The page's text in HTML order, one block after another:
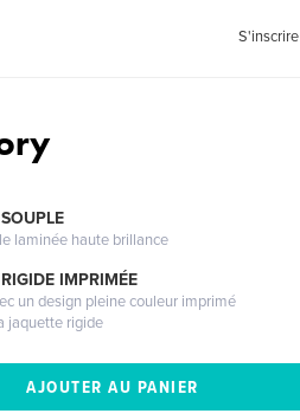
S'inscrire
laminée haute brillance
IMPRIMÉE
un design pleine couleur imprimé
jaquette rigide